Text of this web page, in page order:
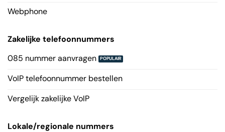
Webphone
Zakelijke telefoonnummers
085 nummer aanvragen
VoIP telefoonnummer bestellen
Vergelijk zakelijke VoIP
Lokale/regionale nummers